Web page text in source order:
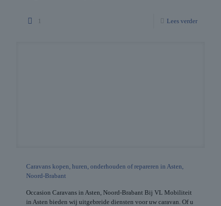
1 Lees verder
Caravans kopen, huren, onderhouden of repareren in Asten,
Noord-Brabant
Occasion Caravans in Asten, Noord-Brabant Bij VL Mobiliteit
in Asten bieden wij uitgebreide diensten voor uw caravan. Of u